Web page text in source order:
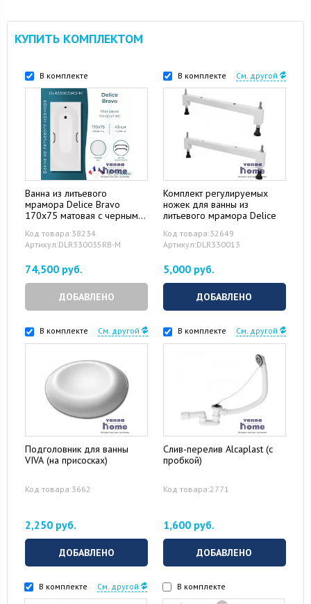
КУПИТЬ КОМПЛЕКТОМ
В комплекте
Ванна из литьевого
мрамора Delice Bravo
170x75 матовая с черными
Код товара:38234
Артикул:DLR330035RB-M
74,500 руб.
ДОБАВЛЕНО
В комплекте См. другой
Комплект регулируемых
ножек для ванны из
литьевого мрамора Delice
Код товара:32649
Артикул:DLR330013
5,000 руб.
ДОБАВЛЕНО
В комплекте См. другой
Подголовник для ванны
VIVA (на присосках)
Код товара:3662
2,250 руб.
ДОБАВЛЕНО
В комплекте См. другой
Слив-перелив Alcaplast (с
пробкой)
Код товара:2771
1,600 руб.
ДОБАВЛЕНО
В комплекте См. другой В комплекте